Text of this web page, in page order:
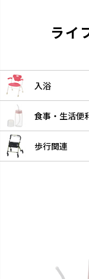
ライ
入浴
食事・ 生活便
歩行関連